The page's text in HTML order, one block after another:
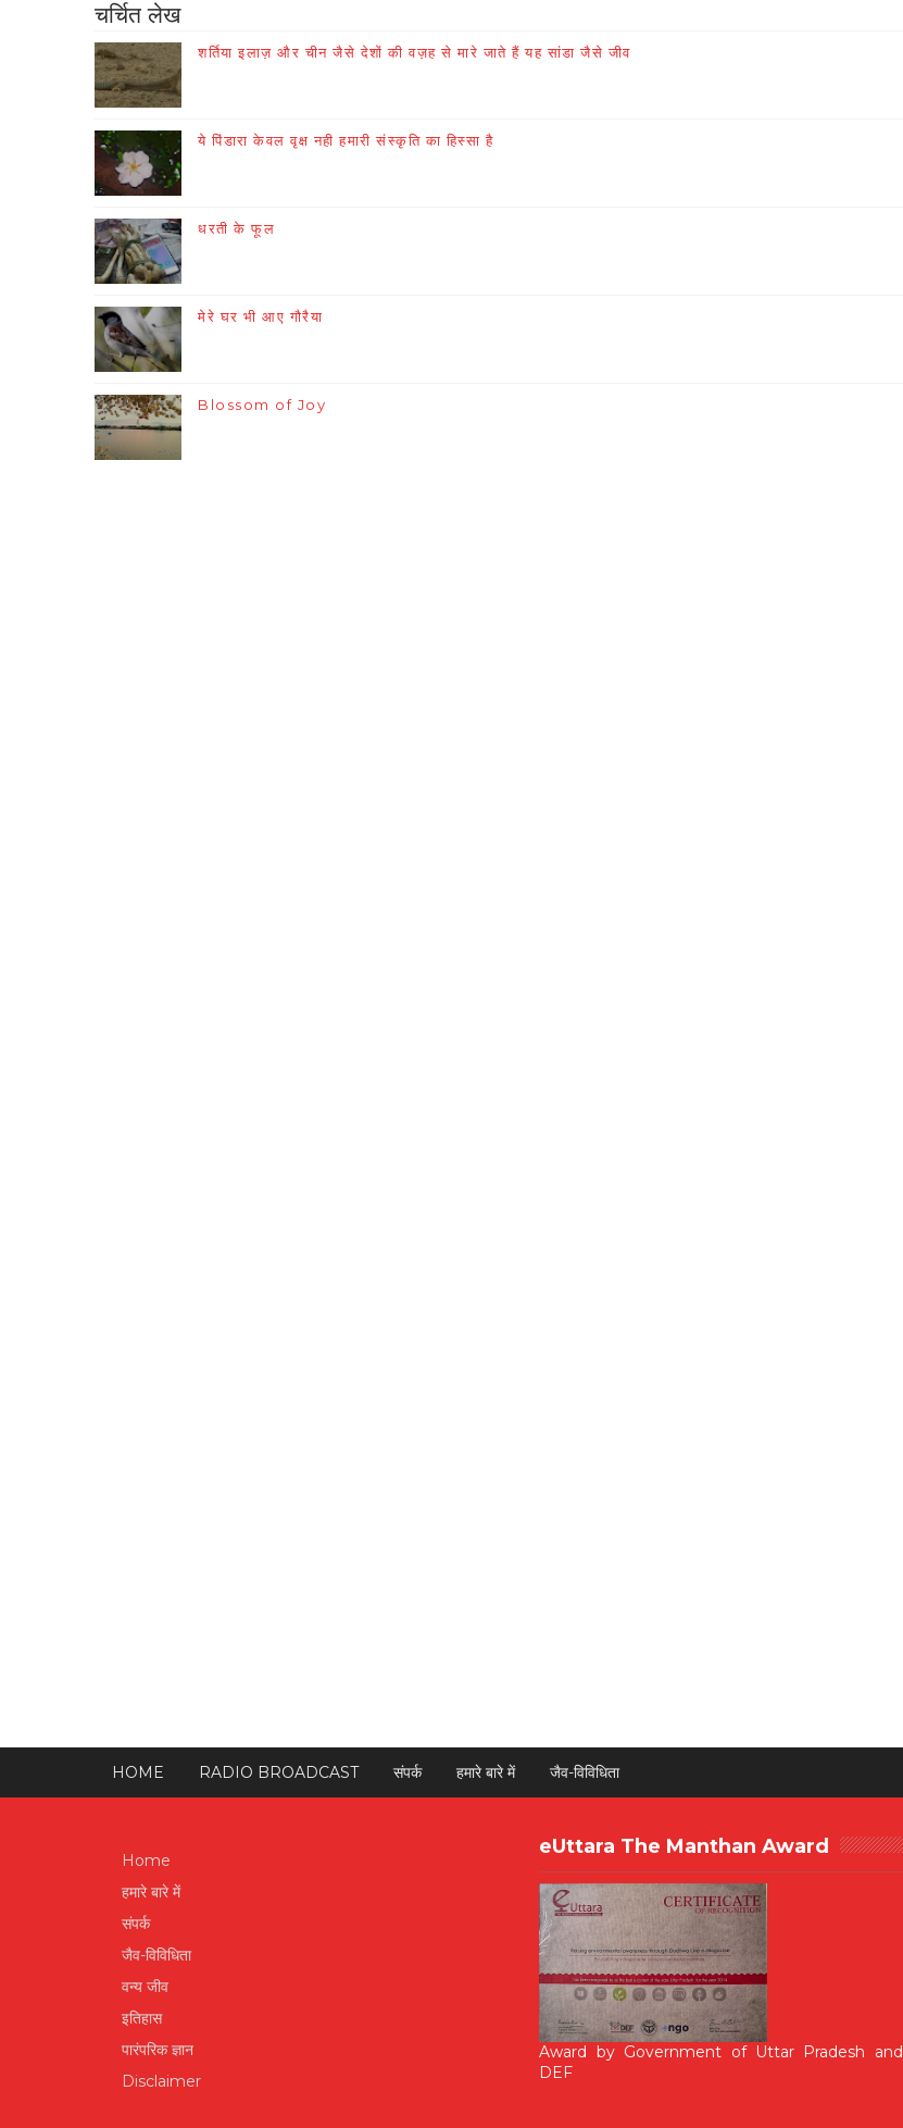
चर्चित लेख
शर्तिया इलाज़ और चीन जैसे देशों की वज़ह से मारे जाते हैं यह सांडा जैसे जीव
ये पिंडारा केवल वृक्ष नही हमारी संस्कृति का हिस्सा है
धरती के फूल
मेरे घर भी आए गौरैया
Blossom of Joy
HOME RADIO BROADCAST संपर्क हमारे बारे में जैव-विविधिता
Home
हमारे बारे में
संपर्क
जैव-विविधिता
वन्य जीव
इतिहास
पारंपरिक ज्ञान
Disclaimer
eUttara The Manthan Award
Award by Government of Uttar Pradesh and
DEF